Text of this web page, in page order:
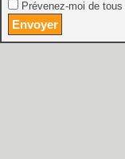
Prévenez-moi de